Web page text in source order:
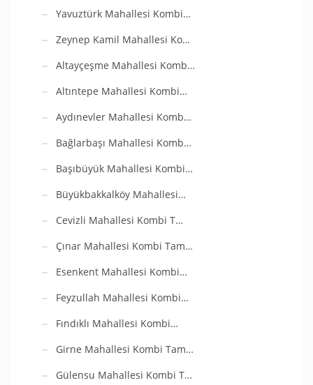
Yavuztürk Mahallesi Kombi…
Zeynep Kamil Mahallesi Ko…
Altayçeşme Mahallesi Komb…
Altıntepe Mahallesi Kombi…
Aydınevler Mahallesi Komb…
Bağlarbaşı Mahallesi Komb…
Başıbüyük Mahallesi Kombi…
Büyükbakkalköy Mahallesi…
Cevizli Mahallesi Kombi T…
Çınar Mahallesi Kombi Tam…
Esenkent Mahallesi Kombi…
Feyzullah Mahallesi Kombi…
Fındıklı Mahallesi Kombi…
Girne Mahallesi Kombi Tam…
Gülensu Mahallesi Kombi T…